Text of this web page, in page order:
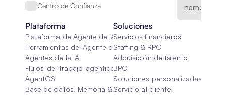
Centro de Confianza
Plataforma
Plataforma de Agente de IA
Herramientas del Agente de IA
Agentes de la IA
Flujos-de-trabajo-agenticos
AgentOS
Base de datos, Memoria & Trapo
Soluciones
Servicios financieros
Staffing & RPO
Adquisición de talento
BPO
Soluciones personalizadas de IA
Servicio al cliente